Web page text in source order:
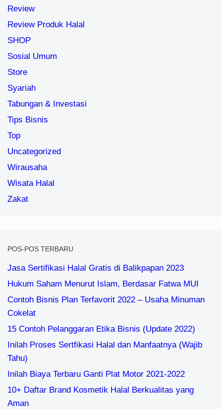
Review
Review Produk Halal
SHOP
Sosial Umum
Store
Syariah
Tabungan & Investasi
Tips Bisnis
Top
Uncategorized
Wirausaha
Wisata Halal
Zakat
POS-POS TERBARU
Jasa Sertifikasi Halal Gratis di Balikpapan 2023
Hukum Saham Menurut Islam, Berdasar Fatwa MUI
Contoh Bisnis Plan Terfavorit 2022 – Usaha Minuman
Cokelat
15 Contoh Pelanggaran Etika Bisnis (Update 2022)
Inilah Proses Sertfikasi Halal dan Manfaatnya (Wajib
Tahu)
Inilah Biaya Terbaru Ganti Plat Motor 2021-2022
10+ Daftar Brand Kosmetik Halal Berkualitas yang
Aman